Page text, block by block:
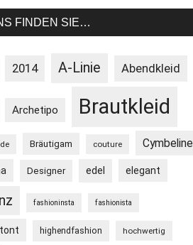
FINDEN SIE…
2014 A-Linie Abendkleid
Archetipo Brautkleid
Bräutigam couture Cymbeline
Designer edel elegant
fashioninsta fashionista
highendfashion hochwertig